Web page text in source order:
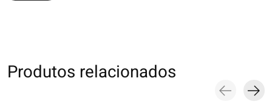
Produtos relacionados